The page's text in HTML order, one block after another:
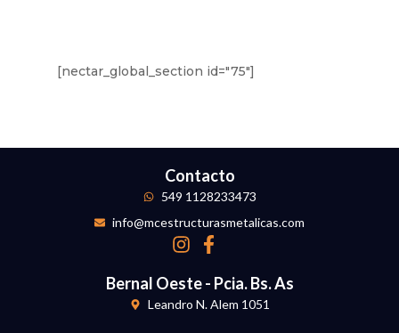
[nectar_global_section id="75"]
Contacto
549 1128233473
info@mcestructurasmetalicas.com
Bernal Oeste - Pcia. Bs. As
Leandro N. Alem 1051